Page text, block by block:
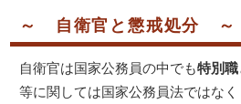
～ 自衛官と懲戒処分 ～
自衛官は国家公務員の中でも特別職
等に関しては国家公務員法ではなく